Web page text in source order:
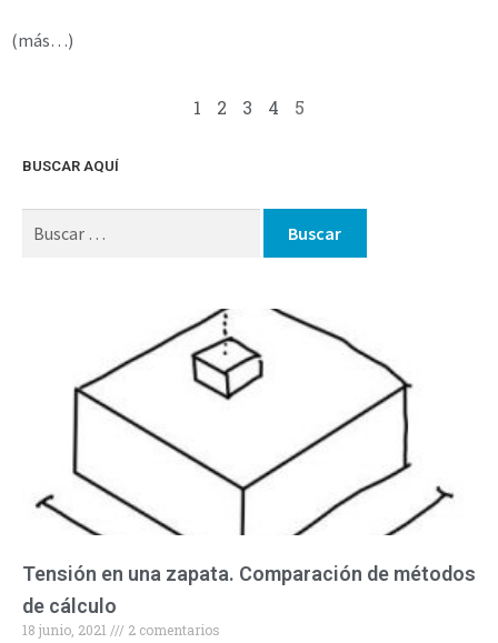
(más…)
1 2 3 4 5
BUSCAR AQUÍ
Tensión en una zapata. Comparación de métodos
de cálculo
18 junio, 2021 2 comentarios